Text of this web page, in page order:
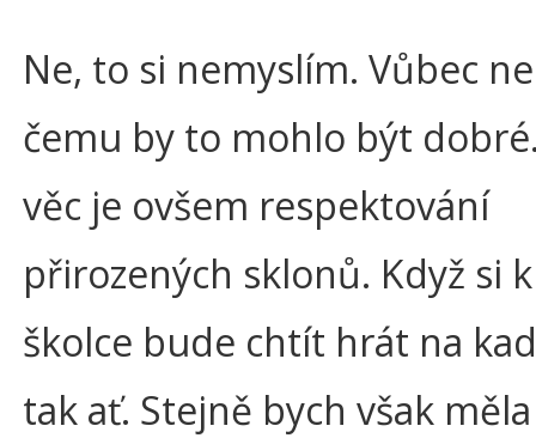
Ne, to si nemyslím. Vůbec
čemu by to mohlo být
věc je ovšem respektování
přirozených sklonů. Když si
školce bude chtít hrát na
tak ať. Stejně bych však